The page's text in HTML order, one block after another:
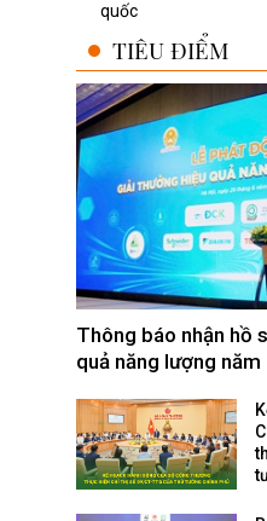
quốc
TIÊU ĐIỂM
Thông báo nhận hồ
quả năng lượng